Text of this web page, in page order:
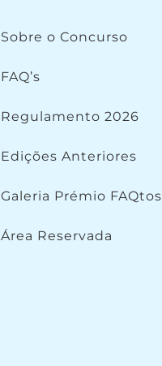
Sobre o Concurso
FAQ’s
Regulamento 2026
Edições Anteriores
Galeria Prémio FAQtos
Área Reservada